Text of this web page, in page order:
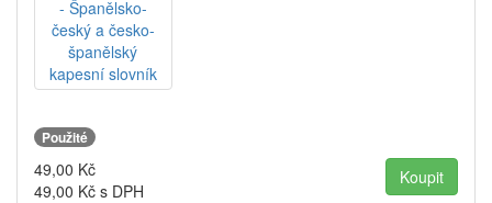
Použité
49,00 Kč
49,00 Kč s DPH